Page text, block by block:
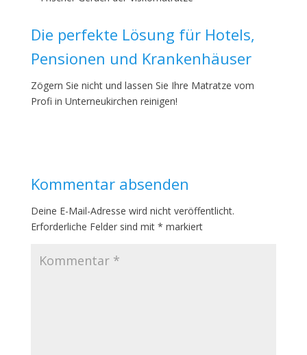
Die perfekte Lösung für Hotels,
Pensionen und Krankenhäuser
Zögern Sie nicht und lassen Sie Ihre Matratze vom
Profi in Unterneukirchen reinigen!
Kommentar absenden
Deine E-Mail-Adresse wird nicht veröffentlicht.
Erforderliche Felder sind mit * markiert